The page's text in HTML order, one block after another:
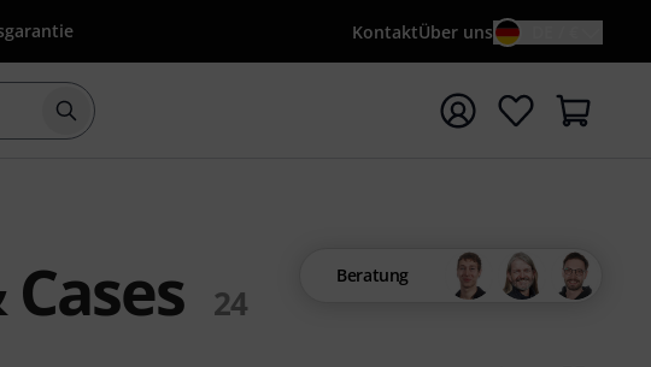
KontaktÜber uns
Suche mit Suchwort {searchTerm} starten
24
Beratung